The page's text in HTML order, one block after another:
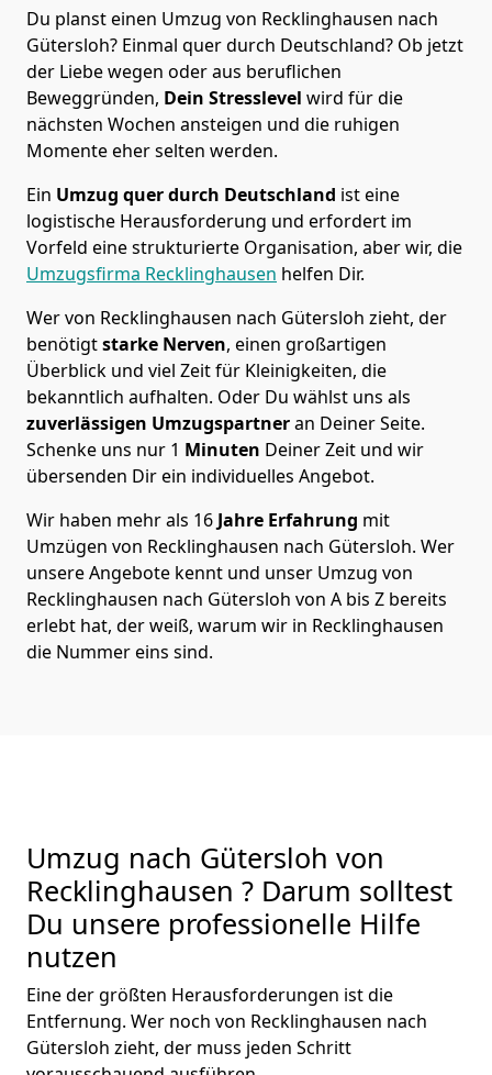
Du planst einen Umzug von Recklinghausen nach
Gütersloh? Einmal quer durch Deutschland? Ob jetzt
der Liebe wegen oder aus beruflichen
Beweggründen, Dein Stresslevel wird für die
nächsten Wochen ansteigen und die ruhigen
Momente eher selten werden.
Ein Umzug quer durch Deutschland ist eine
logistische Herausforderung und erfordert im
Vorfeld eine strukturierte Organisation, aber wir, die
Umzugsfirma Recklinghausen helfen Dir.
Wer von Recklinghausen nach Gütersloh zieht, der
benötigtstarke Nerven, einen großartigen
Überblick und viel Zeit für Kleinigkeiten, die
bekanntlich aufhalten. Oder Du wählst uns als
zuverlässigen Umzugspartneran Deiner Seite.
Schenke uns nur 1 Minuten Deiner Zeit und wir
übersenden Dir ein individuelles Angebot.
Wir haben mehr als 16 Jahre Erfahrung mit
Umzügen von Recklinghausen nach Gütersloh. Wer
unsere Angebote kennt und unser Umzug von
Recklinghausen nach Gütersloh von A bis Z bereits
erlebt hat, der weiß, warum wir in Recklinghausen
die Nummer eins sind.
Umzug nach Gütersloh von
Recklinghausen ? Darum solltest
Du unsere professionelle Hilfe
nutzen
Eine der größten Herausforderungen ist die
Entfernung. Wer noch von Recklinghausen nach
Gütersloh zieht, der muss jeden Schritt